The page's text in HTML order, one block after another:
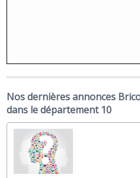
Nos dernières annonces
dans le département 10